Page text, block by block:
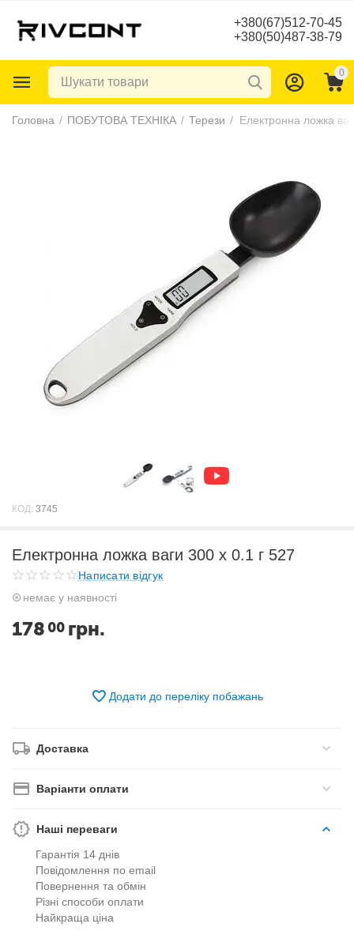
+380(67)512-70-45
+380(50)487-38-79
0
Головна / ПОБУТОВА ТЕХНІКА / Терези / Електронна ложка
КОД: 3745
Електронна ложка ваги 300 х 0.1 г 527
Написати відгук
немає у наявності
178 00 грн.
Додати до переліку побажань
Доставка
Варіанти оплати
Наші переваги
Гарантія 14 днів
Повідомлення по email
Повернення та обмін
Різні способи оплати
Найкраща ціна